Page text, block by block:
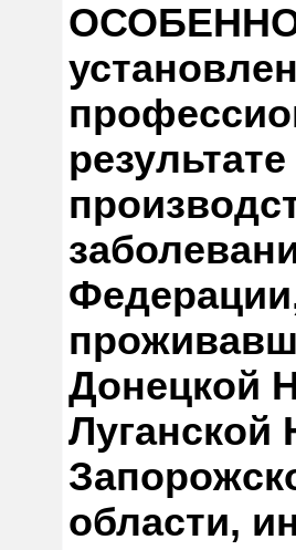
Донецкой
Луганской
области,